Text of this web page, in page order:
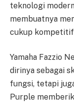
teknologi
membuatnya
cukup kompetitif
Yamaha Fazzio
dirinya sebagai
fungsi, tetapi
Purple